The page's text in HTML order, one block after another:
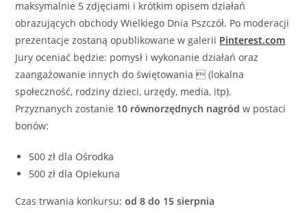
maksymalnie 5 zdjęciami i krótkim opisem działań
obrazujących obchody Wielkiego Dnia Pszczół. Po moderacji
prezentacje zostaną opublikowane w galerii Pinterest.com
Jury oceniać będzie: pomysł i wykonanie działań oraz
zaangażowanie innych do świętowania  (lokalna
społeczność, rodziny dzieci, urzędy, media, itp).
Przyznanych zostanie 10 równorzędnych nagród w postaci
bonów:
500 zł dla Ośrodka
500 zł dla Opiekuna
Czas trwania konkursu:od 8 do 15 sierpnia